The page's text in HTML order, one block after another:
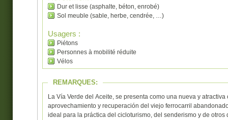
Dur et lisse (asphalte, béton, enrobé)
Sol meuble (sable, herbe, cendrée, …)
Usagers :
Piétons
Personnes à mobilité réduite
Vélos
REMARQUES:
La Vía Verde del Aceite, se presenta como una nueva y
aprovechamiento y recuperación del viejo ferrocarril
ideal para la práctica del cicloturismo, del senderismo y de